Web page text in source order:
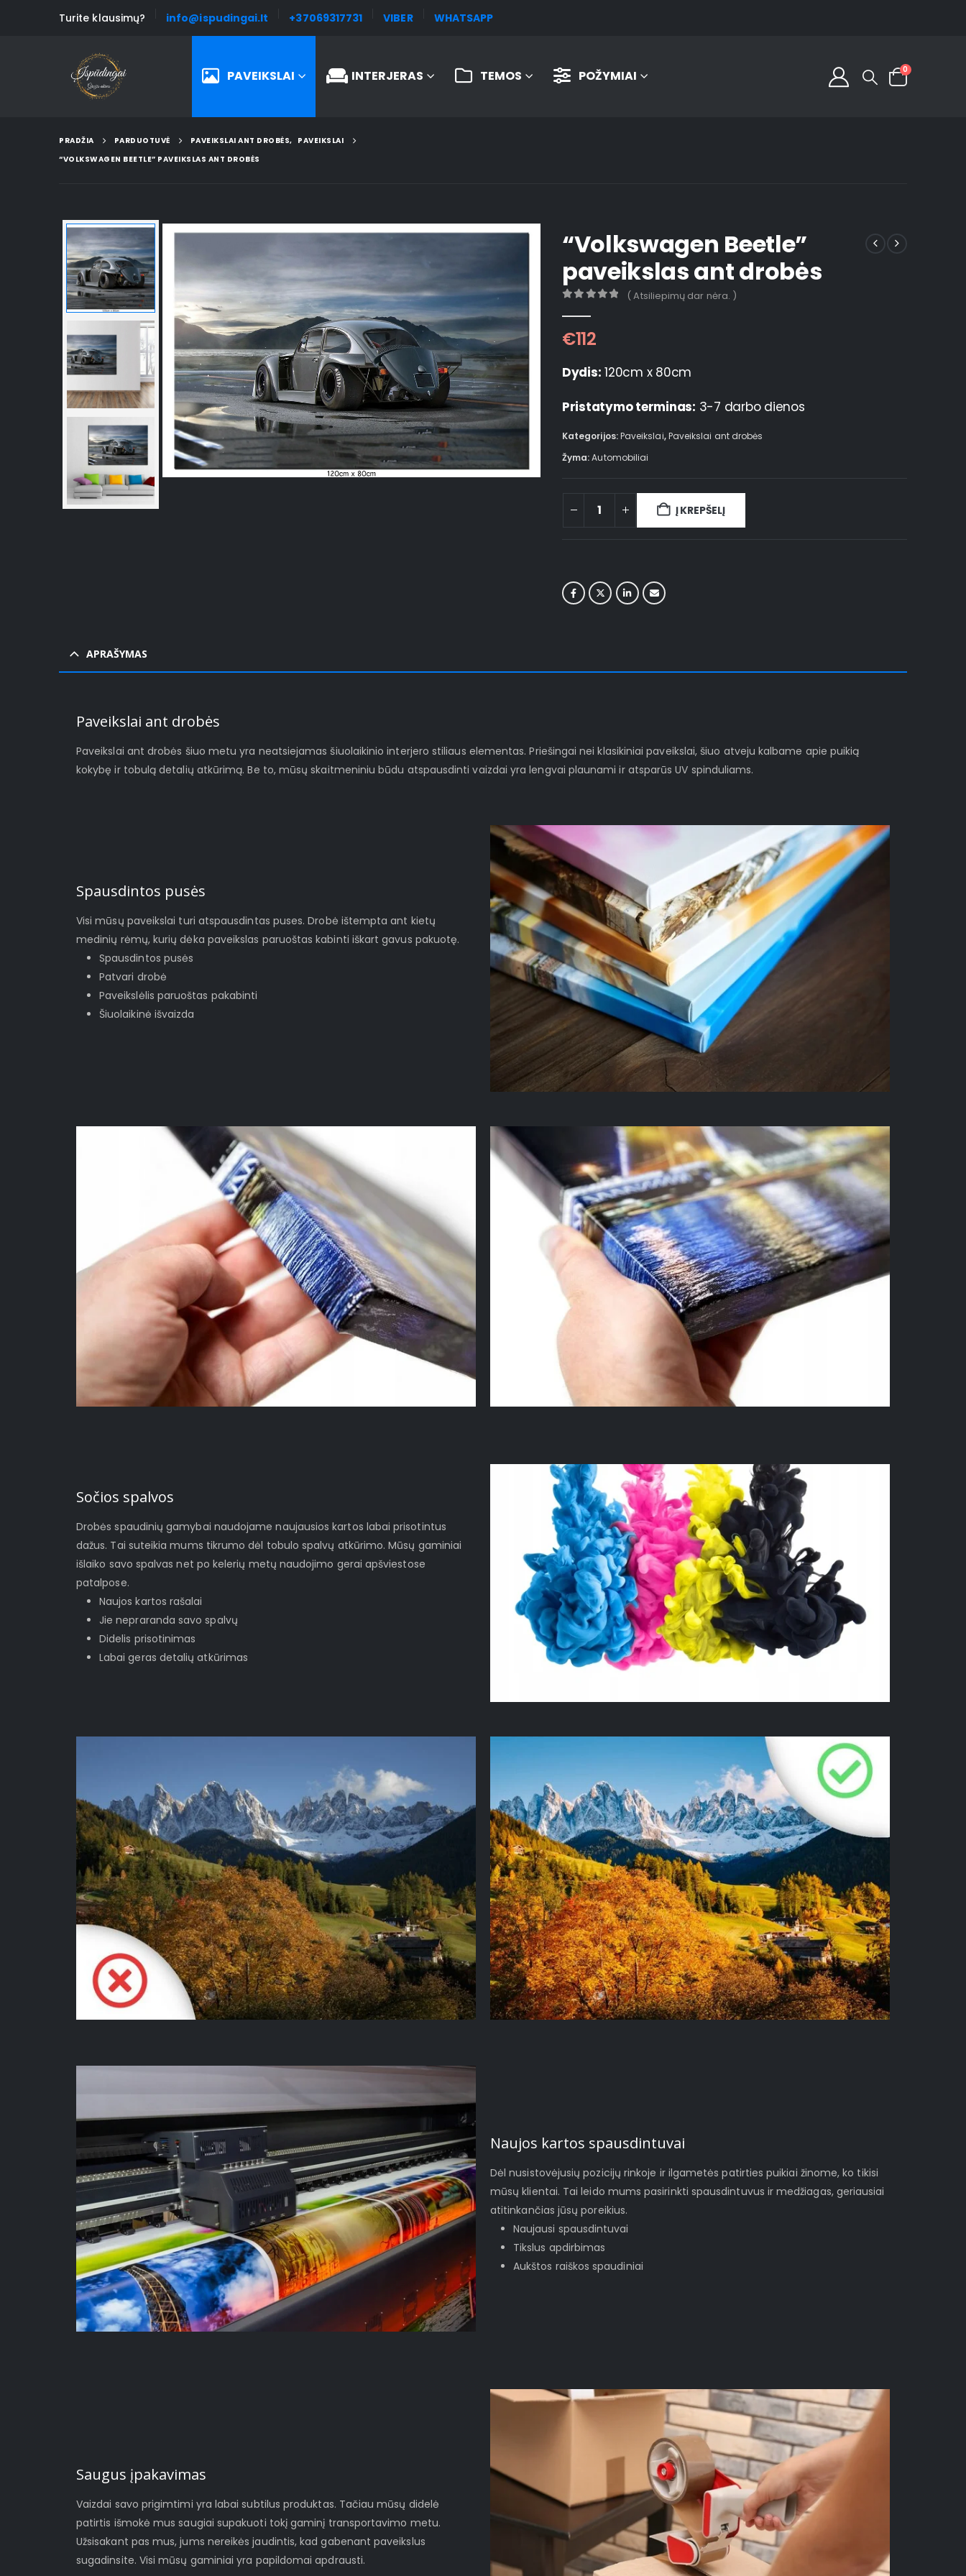
Turite klausimų? info@ispudingai.lt +37069317731 VIBER WHATSAPP
PAVEIKSLAI INTERJERAS TEMOS POŽYMIAI 0
PRADŽIA PARDUOTUVĖ PAVEIKSLAI ANT DROBĖS, PAVEIKSLAI
“VOLKSWAGEN BEETLE” PAVEIKSLAS ANT DROBĖS
“Volkswagen Beetle”
paveikslas ant drobės
( Atsiliepimų dar nėra. )
€112
Dydis: 120cm x 80cm
Pristatymo terminas: 3-7 darbo dienos
Kategorijos:Paveikslai,Paveikslai ant drobės
Žyma:Automobiliai
Į KREPŠELĮ
APRAŠYMAS
Paveikslai ant drobės
Paveikslai ant drobės šiuo metu yra neatsiejamas šiuolaikinio interjero stiliaus elementas. Priešingai nei klasikiniai paveikslai, šiuo atveju kalbame apie puikią
kokybę ir tobulą detalių atkūrimą. Be to, mūsų skaitmeniniu būdu atspausdinti vaizdai yra lengvai plaunami ir atsparūs UV spinduliams.
Spausdintos pusės
Visi mūsų paveikslai turi atspausdintas puses. Drobė ištempta ant kietų
medinių rėmų, kurių dėka paveikslas paruoštas kabinti iškart gavus pakuotę.
Spausdintos pusės
Patvari drobė
Paveikslėlis paruoštas pakabinti
Šiuolaikinė išvaizda
Sočios spalvos
Drobės spaudinių gamybai naudojame naujausios kartos labai prisotintus
dažus. Tai suteikia mums tikrumo dėl tobulo spalvų atkūrimo. Mūsų gaminiai
išlaiko savo spalvas net po kelerių metų naudojimo gerai apšviestose
patalpose.
Naujos kartos rašalai
Jie nepraranda savo spalvų
Didelis prisotinimas
Labai geras detalių atkūrimas
Naujos kartos spausdintuvai
Dėl nusistovėjusių pozicijų rinkoje ir ilgametės patirties puikiai žinome, ko tikisi
mūsų klientai. Tai leido mums pasirinkti spausdintuvus ir medžiagas, geriausiai
atitinkančias jūsų poreikius.
Naujausi spausdintuvai
Tikslus apdirbimas
Aukštos raiškos spaudiniai
Saugus įpakavimas
Vaizdai savo prigimtimi yra labai subtilus produktas. Tačiau mūsų didelė
patirtis išmokė mus saugiai supakuoti tokį gaminį transportavimo metu.
Užsisakant pas mus, jums nereikės jaudintis, kad gabenant paveikslus
sugadinsite. Visi mūsų gaminiai yra papildomai apdrausti.